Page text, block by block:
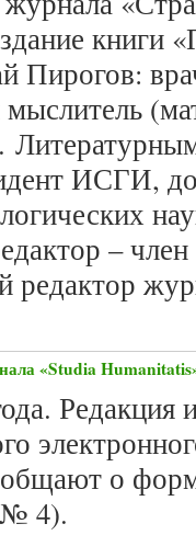
книги
Пирогов:
ИСГИ,
–
«Studia
Редакция
о
№ 4).